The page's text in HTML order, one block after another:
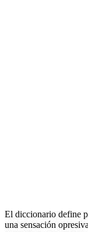
El diccionario define
una sensación